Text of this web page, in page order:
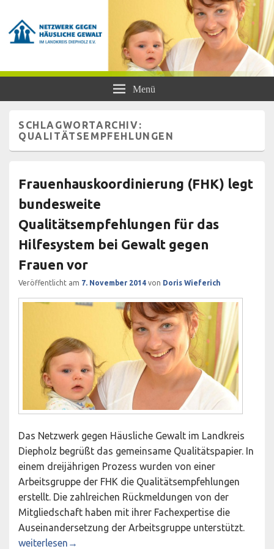
Netzwerk gegen Häusliche Gewalt
Frauen- und Kinderschutzhaus Diepholz, Beratungsstellen für Frauen und
Mädchen, BISS
Menü
SCHLAGWORTARCHIV:
QUALITÄTSEMPFEHLUNGEN
Frauenhauskoordinierung (FHK) legt
bundesweite
Qualitätsempfehlungen für das
Hilfesystem bei Gewalt gegen
Frauen vor
Veröffentlicht am 7. November 2014 von Doris Wieferich
Das Netzwerk gegen Häusliche Gewalt im Landkreis
Diepholz begrüßt das gemeinsame Qualitätspapier. In
einem dreijährigen Prozess wurden von einer
Arbeitsgruppe der FHK die Qualitätsempfehlungen
erstellt. Die zahlreichen Rückmeldungen von der
Mitgliedschaft haben mit ihrer Fachexpertise die
Auseinandersetzung der Arbeitsgruppe unterstützt.
Frauenhauskoordinierung (FHK) legt bundesweite
weiterlesen →